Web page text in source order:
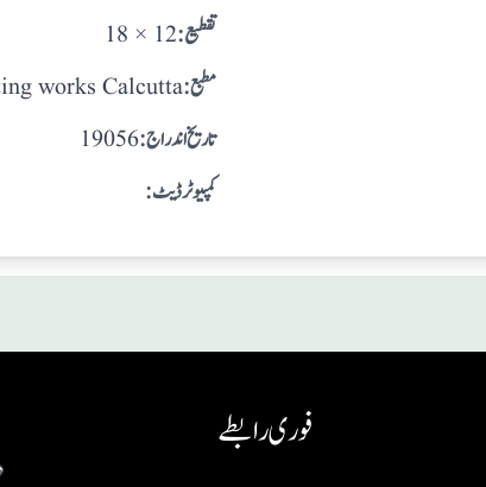
18 × 12 :تقطيع
works Calcutta :مطبع
19056 : تاريخ اندراج
:کمپیوٹر ڈیٹ
فوری رابطے